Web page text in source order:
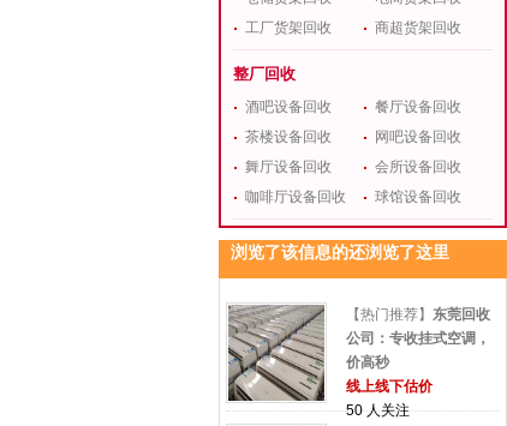
工厂货架回收
商超货架回收
整厂回收
酒吧设备回收
餐厅设备回收
茶楼设备回收
网吧设备回收
舞厅设备回收
会所设备回收
咖啡厅设备回收
球馆设备回收
浏览了该信息的还浏览了这里
【热门推荐】 东莞回收
公司：专收挂式空调，
价高秒
线上线下估价
50 人关注